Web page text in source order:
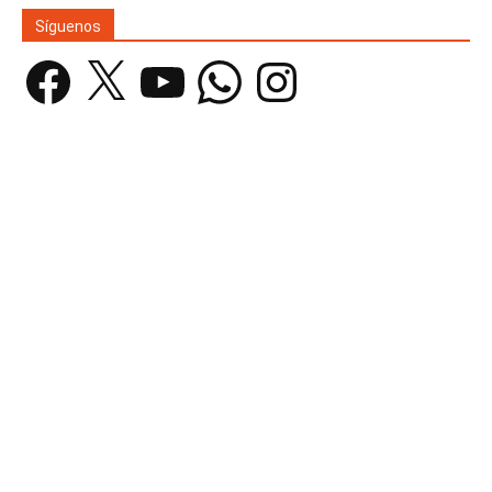
Síguenos
Facebook YouTube WhatsAppInstagram